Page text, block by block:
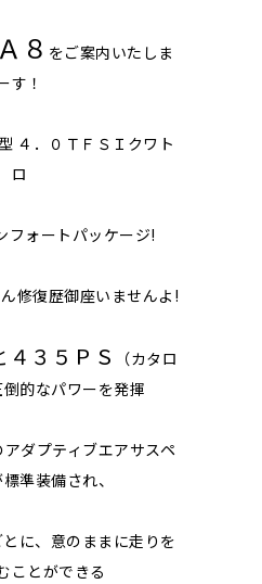
８ をご案内いたしま
す！
４．０ＴＦＳＩクワト
ロ
フォートパッケージ!
修復歴御座いませんよ!
３５ＰＳ
（カタロ
的なパワーを発揮
ダプティブエアサスペ
準装備され、
に、意のままに走りを
ことができる